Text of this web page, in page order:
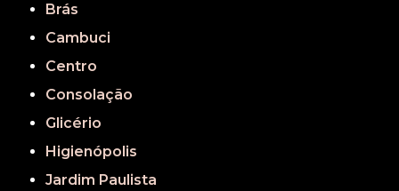
Brás
Cambuci
Centro
Consolação
Glicério
Higienópolis
Jardim Paulista